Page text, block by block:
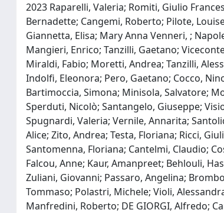
2023 Raparelli, Valeria; Romiti, Giulio
Bernadette; Cangemi, Roberto; Pilote,
Giannetta, Elisa; Mary Anna Venneri, ;
Mangieri, Enrico; Tanzilli, Gaetano;
Miraldi, Fabio; Moretti, Andrea; Tanzilli,
Indolfi, Eleonora; Pero, Gaetano; Cocco,
Bartimoccia, Simona; Minisola, Salvatore;
Sperduti, Nicolò; Santangelo, Giuseppe;
Spugnardi, Valeria; Vernile, Annarita;
Alice; Zito, Andrea; Testa, Floriana; Ricci,
Santomenna, Floriana; Cantelmi, Claudio;
Falcou, Anne; Kaur, Amanpreet; Behlouli,
Zuliani, Giovanni; Passaro, Angelina;
Tommaso; Polastri, Michele; Violi,
Manfredini, Roberto; DE GIORGI, Alfredo;